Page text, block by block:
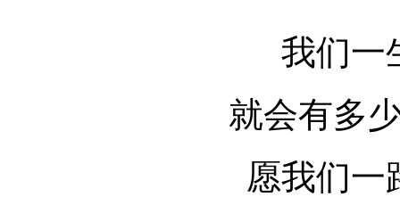
我们一生
就会有多少
愿我们一